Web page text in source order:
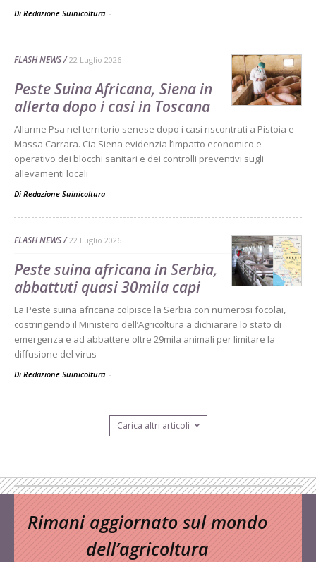
Di Redazione Suinicoltura -
FLASH NEWS 22 Luglio 2026
Peste Suina Africana, Siena in
allerta dopo i casi in Toscana
Allarme Psa nel territorio senese dopo i casi riscontrati a Pistoia e
Massa Carrara. Cia Siena evidenzia l’impatto economico e
operativo dei blocchi sanitari e dei controlli preventivi sugli
allevamenti locali
Di Redazione Suinicoltura -
FLASH NEWS 22 Luglio 2026
Peste suina africana in Serbia,
abbattuti quasi 30mila capi
La Peste suina africana colpisce la Serbia con numerosi focolai,
costringendo il Ministero dell’Agricoltura a dichiarare lo stato di
emergenza e ad abbattere oltre 29mila animali per limitare la
diffusione del virus
Di Redazione Suinicoltura -
Carica altri articoli
Rimani aggiornato sul mondo
dell’agricoltura